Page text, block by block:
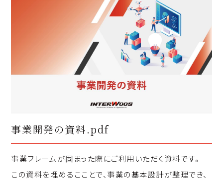
事業開発の資料.pdf
事業フレームが固まった際にご利用いただく資料です。
この資料を埋めるこことで、事業の基本設計が整理でき、